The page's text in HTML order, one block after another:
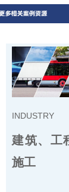
INDUSTRY
建筑、工
施工